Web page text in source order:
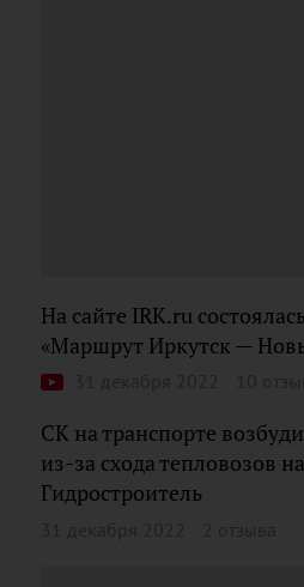
На сайте IRK.ru
«Маршрут Иркутск —
СК на транспорте
из-за схода тепловозов
Гидростроитель